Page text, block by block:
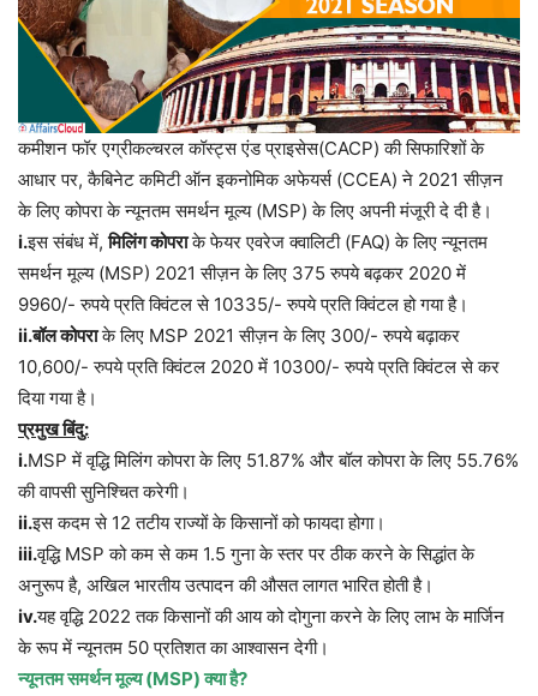
कमीशन फॉर एग्रीकल्चरल कॉस्ट्स एंड प्राइसेस(CACP) की सिफारिशों के
आधार पर, कैबिनेट कमिटी ऑन इकनोमिक अफेयर्स (CCEA) ने 2021 सीज़न
के लिए कोपरा के न्यूनतम समर्थन मूल्य (MSP) के लिए अपनी मंजूरी दे दी है।
i.इस संबंध में,मिलिंग कोपराके फेयर एवरेज क्वालिटी (FAQ) के लिए न्यूनतम
समर्थन मूल्य (MSP) 2021 सीज़न के लिए 375 रुपये बढ़कर 2020 में
9960/- रुपये प्रति क्विंटल से 10335/- रुपये प्रति क्विंटल हो गया है।
ii.बॉल कोपराके लिए MSP 2021 सीज़न के लिए 300/- रुपये बढ़ाकर
10,600/- रुपये प्रति क्विंटल 2020 में 10300/- रुपये प्रति क्विंटल से कर
दिया गया है।
प्रमुख बिंदु:
i.MSP में वृद्धि मिलिंग कोपरा के लिए 51.87% और बॉल कोपरा के लिए 55.76%
की वापसी सुनिश्चित करेगी।
ii.इस कदम से 12 तटीय राज्यों के किसानों को फायदा होगा।
iii.वृद्धि MSP को कम से कम 1.5 गुना के स्तर पर ठीक करने के सिद्धांत के
अनुरूप है, अखिल भारतीय उत्पादन की औसत लागत भारित होती है।
iv.यह वृद्धि 2022 तक किसानों की आय को दोगुना करने के लिए लाभ के मार्जिन
के रूप में न्यूनतम 50 प्रतिशत का आश्वासन देगी।
न्यूनतम समर्थन मूल्य (MSP) क्या है?